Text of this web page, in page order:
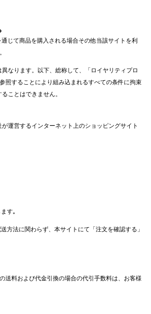
じて商品を購入される場合その他当該サイトを利
なります。以下、総称して、「ロイヤリティプロ
照することにより組み込まれるすべての条件に拘束
ことはできません。
運営するインターネット上のショッピングサイト
す｡
方法に関わらず、本サイトにて「注文を確認する」
送料および代金引換の場合の代引手数料は、お客様